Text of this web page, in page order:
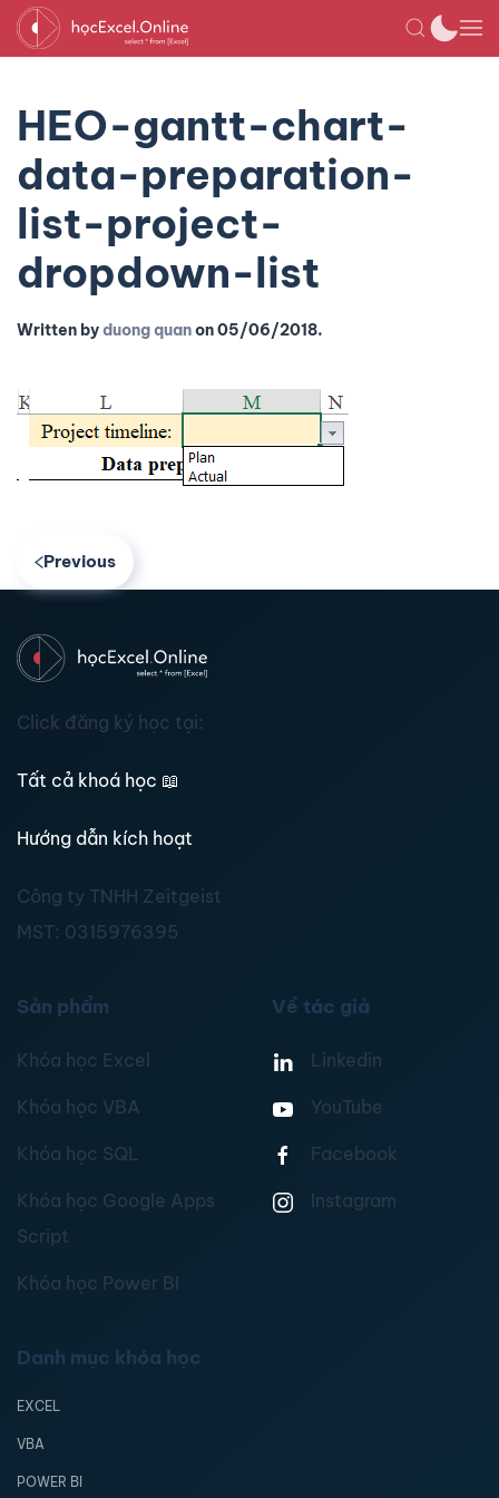
HEO-gantt-chart-
data-preparation-
list-project-
dropdown-list
Written byduong quanon05/06/2018.
Previous
Click đăng ký học tại:
Tất cả khoá học 📖
Hướng dẫn kích hoạt
Công ty TNHH Zeitgeist
MST: 0315976395
Sản phẩm
Khóa học Excel
Khóa học VBA
Khóa học SQL
Khóa học Google Apps
Script
Khóa học Power BI
Về tác giả
Linkedin
YouTube
Facebook
Instagram
Danh mục khóa học
EXCEL
VBA
POWER BI